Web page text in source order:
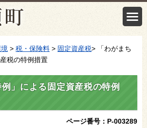
> 税・保険料 > 固定資産税> 「わがまち
税の特例措置
例」による固定資産税の特例
ページ番号：P-003289